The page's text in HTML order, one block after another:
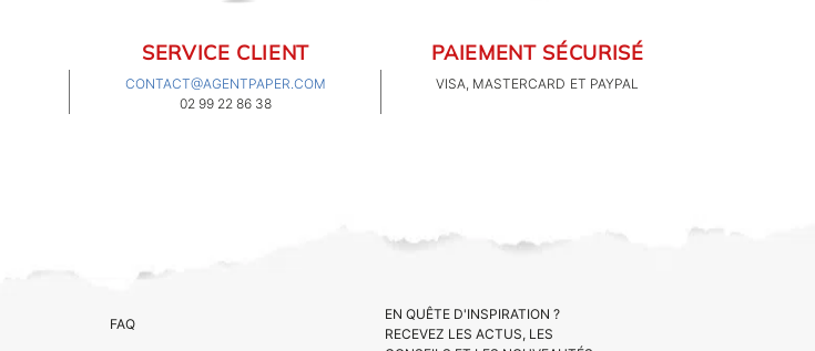
SERVICE CLIENT
CONTACT@AGENTPAPER.COM
02 99 22 86 38
PAIEMENT SÉCURISÉ
VISA, MASTERCARD ET PAYPAL
FAQ
EN QUÊTE D'INSPIRATION ?
RECEVEZ LES ACTUS, LES